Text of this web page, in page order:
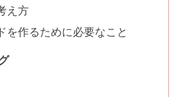
え方
を作るために必要なこと